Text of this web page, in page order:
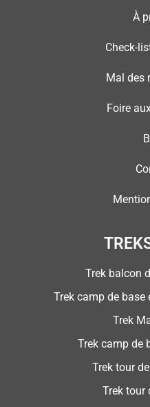
À
Check-
Mal des
Foire
Trek balcon
Trek camp de
Trek
Trek camp de
Trek tour
Trek tour